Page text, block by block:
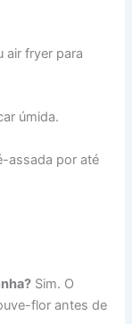
air fryer para
úmida.
assada por até
Sim. O
flor antes de